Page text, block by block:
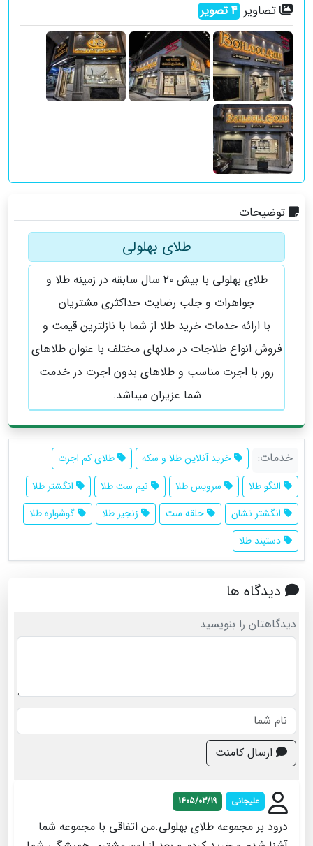
تصاویر 4تصویر
توضیحات
طلای بهلولی
طلای بهلولی با بیش ۲۰ سال سابقه در زمینه طلا و
جواهرات و جلب رضایت حداکثری مشتریان
با ارائه‌ خدمات خرید طلا از شما با نازلترین قیمت و
فروش انواع طلاجات در مدلهای مختلف با عنوان طلاهای
روز با اجرت مناسب و طلاهای بدون اجرت در خدمت
شما عزيزان میباشد.
خدمات: خرید آنلاین طلا و سکه
طلای کم اجرت
النگو طلا
سرویس طلا نیم ست طلا
انگشتر طلا
انگشتر نشان
حلقه ست زنجیر طلا
گوشواره طلا
دستبند طلا
دیدگاه ها
دیدگاهتان را بنویسید
ارسال کامنت
علیجانی 1405/03/19
درود بر مجموعه طلای بهلولی.من اتفاقی با مجموعه شما